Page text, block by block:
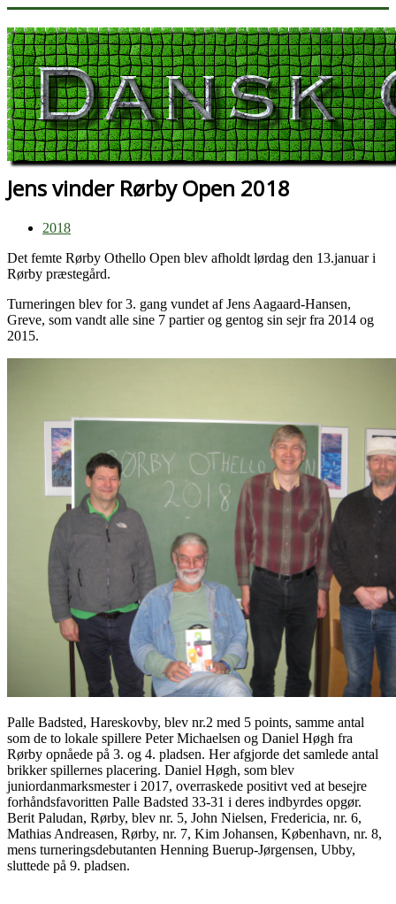
Jens vinder Rørby Open 2018
2018
Det femte Rørby Othello Open blev afholdt lørdag den 13.januar i
Rørby præstegård.
Turneringen blev for 3. gang vundet af Jens Aagaard-Hansen,
Greve, som vandt alle sine 7 partier og gentog sin sejr fra 2014 og
2015.
Palle Badsted, Hareskovby, blev nr.2 med 5 points, samme antal
som de to lokale spillere Peter Michaelsen og Daniel Høgh fra
Rørby opnåede på 3. og 4. pladsen. Her afgjorde det samlede antal
brikker spillernes placering. Daniel Høgh, som blev
juniordanmarksmester i 2017, overraskede positivt ved at besejre
forhåndsfavoritten Palle Badsted 33-31 i deres indbyrdes opgør.
Berit Paludan, Rørby, blev nr. 5, John Nielsen, Fredericia, nr. 6,
Mathias Andreasen, Rørby, nr. 7, Kim Johansen, København, nr. 8,
mens turneringsdebutanten Henning Buerup-Jørgensen, Ubby,
sluttede på 9. pladsen.